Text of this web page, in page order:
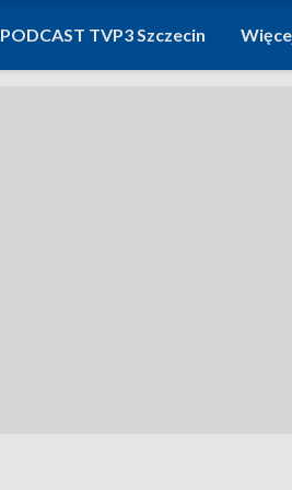
PODCAST TVP3 Szczecin